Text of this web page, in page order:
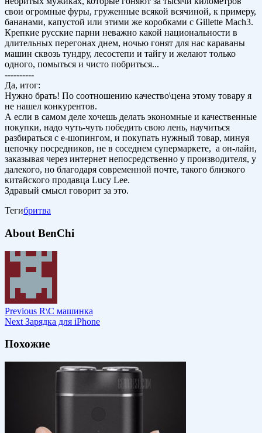
свои огромные фуры, груженные всякой всячиной, к примеру,
бананами, капустой или этими же коробками с Gillette Mach3.
Крепкие русские парни неважно какой национальности в
длительных перегонах днем, ночью гонят для нас караваны
машин сквозь тундру, лесостепи и тайгу и желают только
одного, помыться и чисто побриться...
----------
Да, итог:
Нужно брать! По соотношению качество\цена этому товару я
не нашел конкурентов.
А если в самом деле хочешь делать экономные и качественные
покупки, надо чуть-чуть победить свою лень, научиться
разбираться с е-шопингом, и покупать нужный товар, минуя
цепочку посредников, не в соседнем супермаркете, а он-лайн,
заказывая через интернет непосредственно у производителя, у
далекого, но благодаря современной почте, такого близкого
китайского продавца Lucy Lee.
Здравый смысл говорит за это.
Тегибритва
About BenChi
Previous R\C машинка
Next Зарядка для iPhone
Похожие